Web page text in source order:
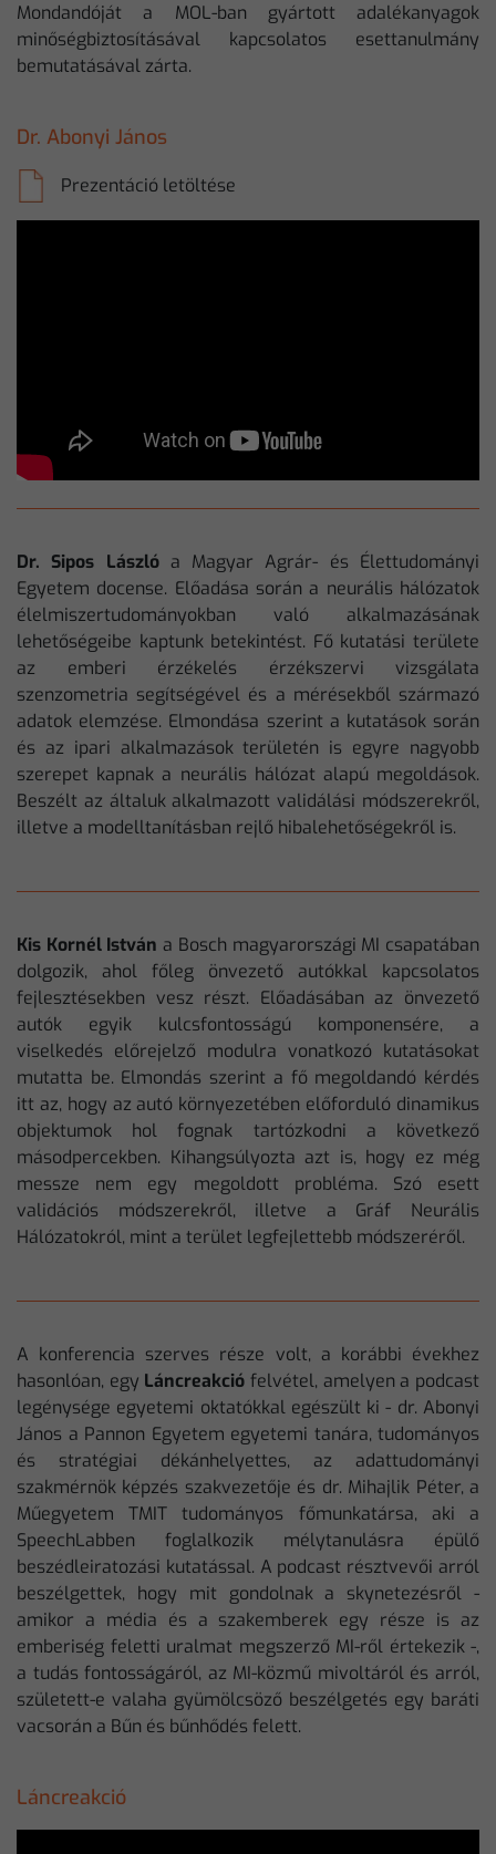
Mondandóját a MOL-ban gyártott adalékanyagok
minőségbiztosításával kapcsolatos esettanulmány
bemutatásával zárta.
Dr. Abonyi János
Prezentáció letöltése
Dr. Sipos Lászlóa Magyar Agrár- és Élettudományi
Egyetem docense. Előadása során a neurális hálózatok
élelmiszertudományokban való alkalmazásának
lehetőségeibe kaptunk betekintést. Fő kutatási területe
az emberi érzékelés érzékszervi vizsgálata
szenzometria segítségével és a mérésekből származó
adatok elemzése. Elmondása szerint a kutatások során
és az ipari alkalmazások területén is egyre nagyobb
szerepet kapnak a neurális hálózat alapú megoldások.
Beszélt az általuk alkalmazott validálási módszerekről,
illetve a modelltanításban rejlő hibalehetőségekről is.
Kis Kornél István a Bosch magyarországi MI csapatában
dolgozik, ahol főleg önvezető autókkal kapcsolatos
fejlesztésekben vesz részt. Előadásában az önvezető
autók egyik kulcsfontosságú komponensére, a
viselkedés előrejelző modulra vonatkozó kutatásokat
mutatta be. Elmondás szerint a fő megoldandó kérdés
itt az, hogy az autó környezetében előforduló dinamikus
objektumok hol fognak tartózkodni a következő
másodpercekben. Kihangsúlyozta azt is, hogy ez még
messze nem egy megoldott probléma. Szó esett
validációs módszerekről, illetve a Gráf Neurális
Hálózatokról, mint a terület legfejlettebb módszeréről.
A konferencia szerves része volt, a korábbi évekhez
hasonlóan, egy Láncreakció felvétel, amelyen a podcast
legénysége egyetemi oktatókkal egészült ki - dr. Abonyi
János a Pannon Egyetem egyetemi tanára, tudományos
és stratégiai dékánhelyettes, az adattudományi
szakmérnök képzés szakvezetője és dr. Mihajlik Péter, a
Műegyetem TMIT tudományos főmunkatársa, aki a
SpeechLabben foglalkozik mélytanulásra épülő
beszédleiratozási kutatással. A podcast résztvevői arról
beszélgettek, hogy mit gondolnak a skynetezésről -
amikor a média és a szakemberek egy része is az
emberiség feletti uralmat megszerző MI-ről értekezik -,
a tudás fontosságáról, az MI-közmű mivoltáról és arról,
született-e valaha gyümölcsöző beszélgetés egy baráti
vacsorán a Bűn és bűnhődés felett.
Láncreakció